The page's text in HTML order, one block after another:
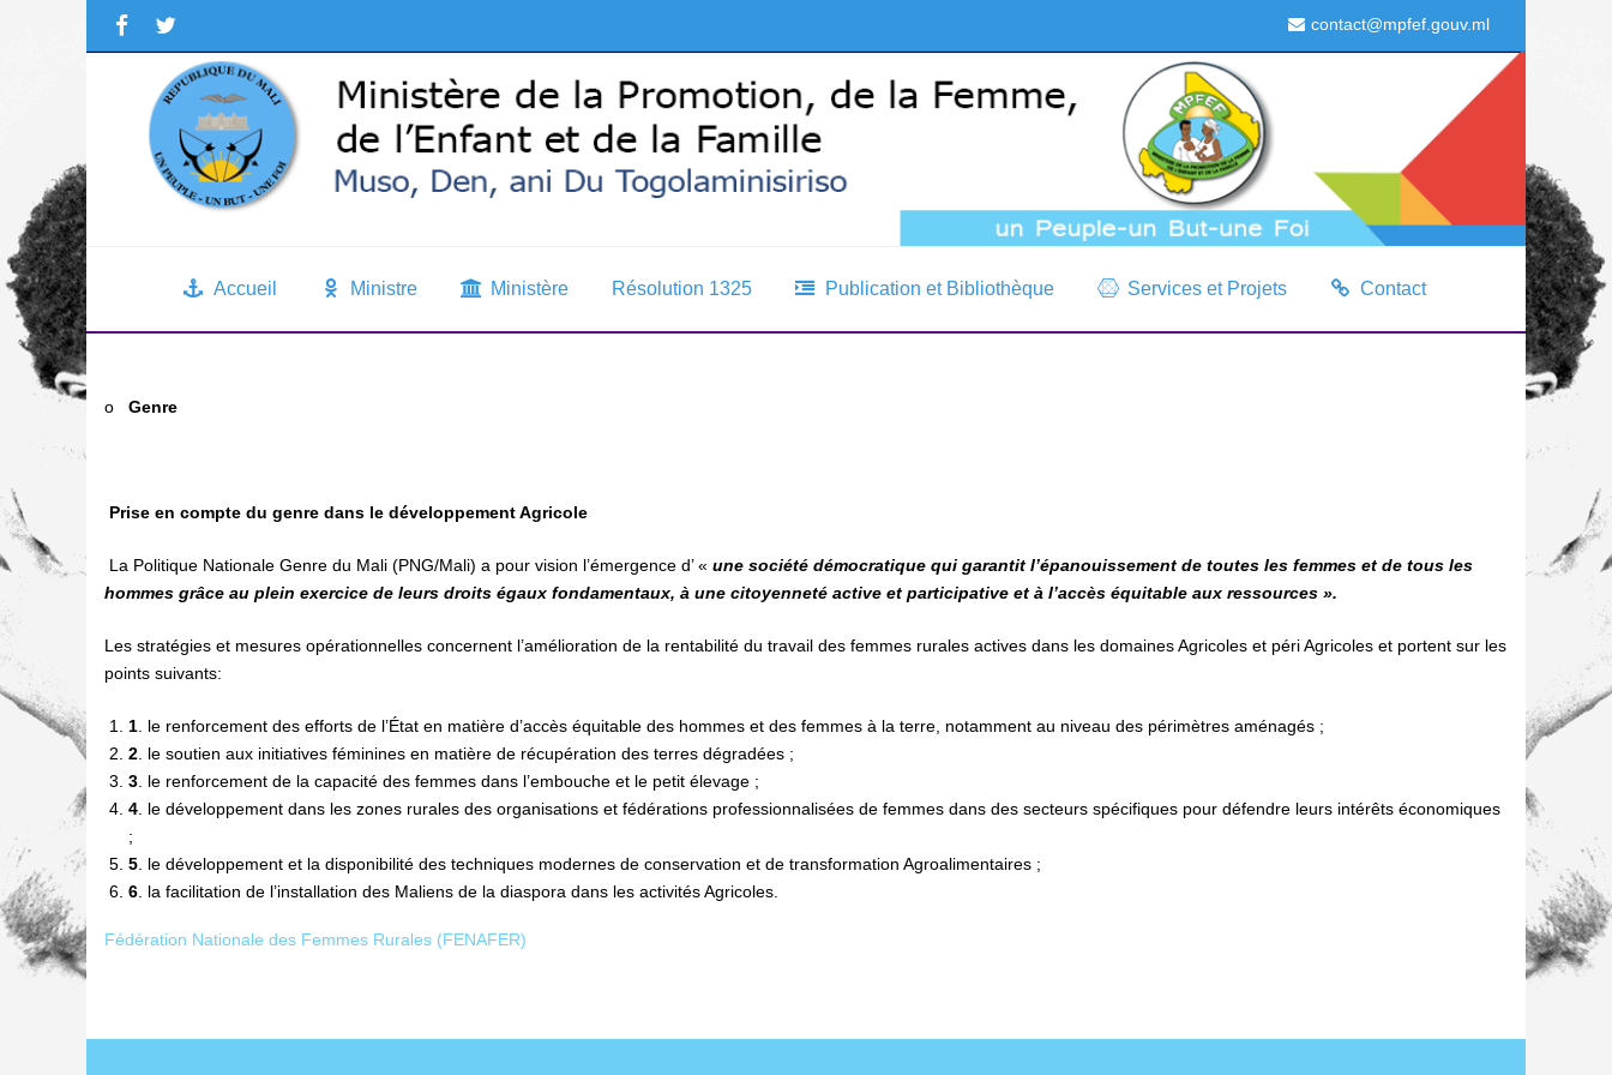
contact@mpfef.gouv.ml
Accueil Ministre Ministère Résolution 1325 Publication et Bibliothèque Services et Projets Contact
o Genre
Prise en compte du genre dans le développement Agricole
La Politique Nationale Genre du Mali (PNG/Mali) a pour vision l’émergence d’ « une société démocratique qui garantit l’épanouissement de toutes les femmes et de tous les
hommes grâce au plein exercice de leurs droits égaux fondamentaux, à une citoyenneté active et participative et à l’accès équitable aux ressources ».
Les stratégies et mesures opérationnelles concernent l’amélioration de la rentabilité du travail des femmes rurales actives dans les domaines Agricoles et péri Agricoles et portent sur les
points suivants:
1 . le renforcement des efforts de l’État en matière d’accès équitable des hommes et des femmes à la terre, notamment au niveau des périmètres aménagés ;
2 . le soutien aux initiatives féminines en matière de récupération des terres dégradées ;
3 . le renforcement de la capacité des femmes dans l’embouche et le petit élevage ;
4 . le développement dans les zones rurales des organisations et fédérations professionnalisées de femmes dans des secteurs spécifiques pour défendre leurs intérêts économiques
;
5 . le développement et la disponibilité des techniques modernes de conservation et de transformation Agroalimentaires ;
6 . la facilitation de l’installation des Maliens de la diaspora dans les activités Agricoles.
Fédération Nationale des Femmes Rurales (FENAFER)